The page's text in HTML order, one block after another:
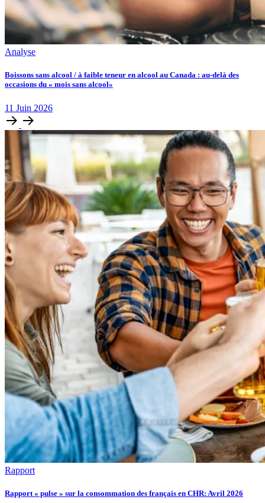
Analyse
Boissons sans alcool / à faible teneur en alcool au Canada : au-delà des
occasions du « mois sans alcool»
11 Juin 2026
Rapport
Rapport « pulse » sur la consommation des français en CHR: Avril 2026